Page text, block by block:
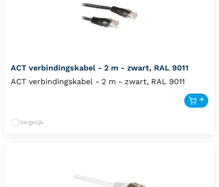
ACT verbindingskabel - 2 m - zwart, RAL 9011
ACT verbindingskabel - 2 m - zwart, RAL 9011
Vergelijk